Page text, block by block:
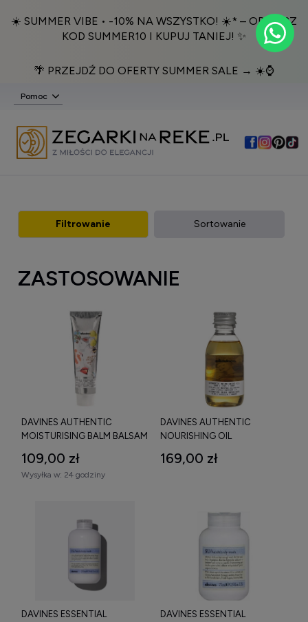
☀️ SUMMER VIBE • -10% NA WSZYSTKO! ☀️* – ODBIERZ
KOD SUMMER10 I KUPUJ TANIEJ! ✨
🌴 PRZEJDŹ DO OFERTY SUMMER SALE → ☀️⌚️
Pomoc
Filtrowanie Sortowanie
ZASTOSOWANIE
DAVINES AUTHENTIC
MOISTURISING BALM BALSAM
109,00 zł
Wysyłka w: 24 godziny
DAVINES AUTHENTIC
NOURISHING OIL
OLEJEK DO TWARZY, CIAŁA I
169,00 zł
DAVINES ESSENTIAL
DAVINES ESSENTIAL